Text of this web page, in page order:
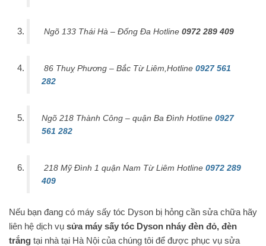
Ngõ 133 Thái Hà – Đống Đa Hotline 0972 289 409
86 Thuỵ Phương – Bắc Từ Liêm,Hotline 0927 561
282
Ngõ 218 Thành Công – quận Ba Đình Hotline 0927
561 282
218 Mỹ Đình 1 quận Nam Từ Liêm Hotline 0972 289
409
Nếu bạn đang có máy sấy tóc Dyson bị hỏng cần sửa chữa hãy
liên hệ dịch vụ sửa máy sấy tóc Dyson nháy đèn đỏ, đèn
trắng tại nhà tại Hà Nội của chúng tôi để được phục vụ sửa